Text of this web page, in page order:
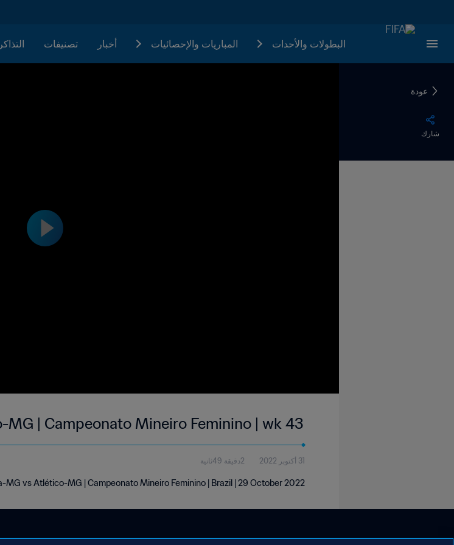
البطولات والأحدات المباريات والإحصائيات أخبار تصنيفات
عودة
شارك
| Campeonato Mineiro Feminino | wk 43
31 أكتوبر 2022 2دقيقة 49ثانية
MG vs Atlético-MG | Campeonato Mineiro Feminino | Brazil | 29 October 2022